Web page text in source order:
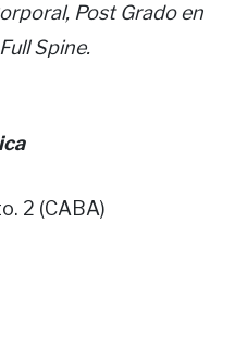
Post Grado en
Spine.
2 (CABA)